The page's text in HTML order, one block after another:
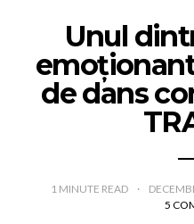
Unul
de dans
1 MINUTE READ
5